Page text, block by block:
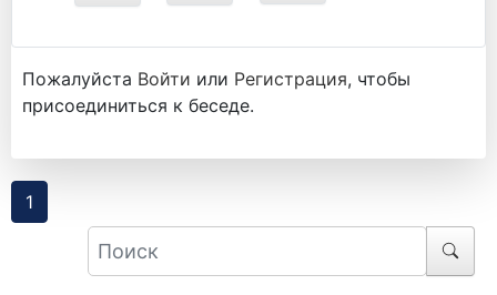
Пожалуйста Войти или Регистрация, чтобы
присоединиться к беседе.
1